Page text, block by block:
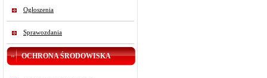
Ogłoszenia
Sprawozdania
OCHRONA ŚRODOWISKA